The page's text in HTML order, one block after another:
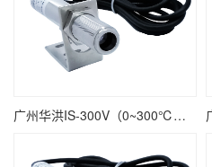
广州华洪IS-300V（0~300℃）电压输出精准型固定安装非接触式在线式工业红外测温仪